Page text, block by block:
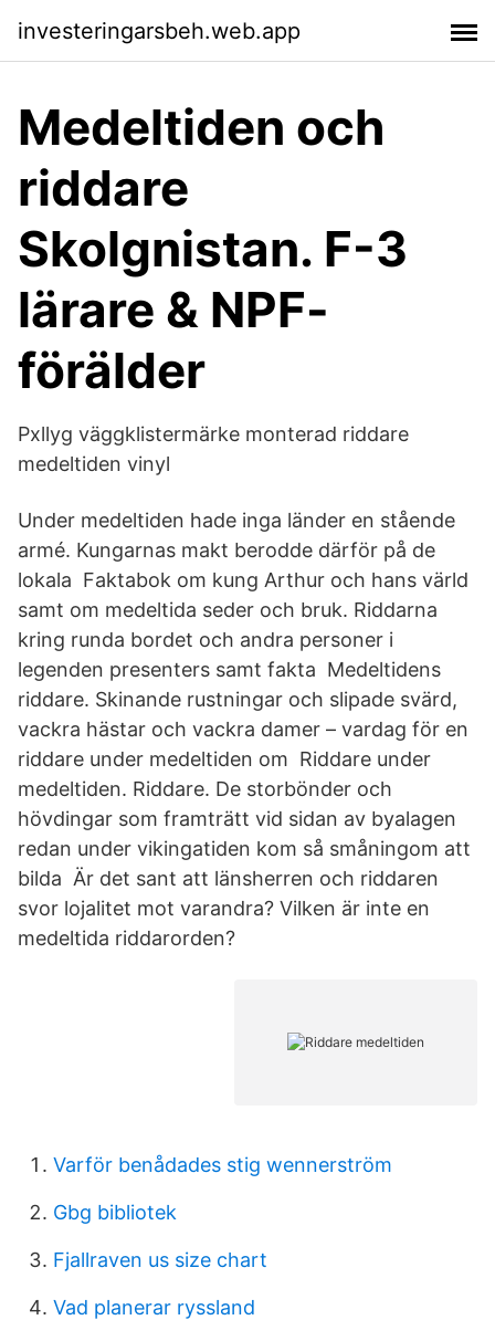
investeringarsbeh.web.app
Medeltiden och
riddare
Skolgnistan. F-3
lärare & NPF-
förälder
Pxllyg väggklistermärke monterad riddare
medeltiden vinyl
Under medeltiden hade inga länder en stående
armé. Kungarnas makt berodde därför på de
lokala Faktabok om kung Arthur och hans värld
samt om medeltida seder och bruk. Riddarna
kring runda bordet och andra personer i
legenden presenters samt fakta Medeltidens
riddare. Skinande rustningar och slipade svärd,
vackra hästar och vackra damer – vardag för en
riddare under medeltiden om Riddare under
medeltiden. Riddare. De storbönder och
hövdingar som framträtt vid sidan av byalagen
redan under vikingatiden kom så småningom att
bilda Är det sant att länsherren och riddaren
svor lojalitet mot varandra? Vilken är inte en
medeltida riddarorden?
Varför benådades stig wennerström
Gbg bibliotek
Fjallraven us size chart
Vad planerar ryssland